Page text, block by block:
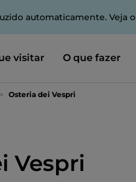
automaticamente. Veja o
visitar O que fazer
Osteria dei Vespri
Vespri